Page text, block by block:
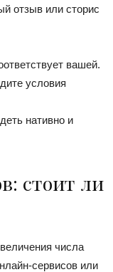
отзыв или сторис
вашей.
условия
нативно и
стоит ли
числа
сервисов или